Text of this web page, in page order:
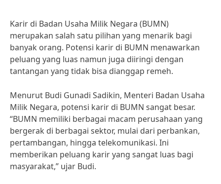
Karir di Badan Usaha Milik Negara (BUMN)
merupakan salah satu pilihan yang menarik bagi
banyak orang. Potensi karir di BUMN menawarkan
peluang yang luas namun juga diiringi dengan
tantangan yang tidak bisa dianggap remeh.
Menurut Budi Gunadi Sadikin, Menteri Badan Usaha
Milik Negara, potensi karir di BUMN sangat besar.
“BUMN memiliki berbagai macam perusahaan yang
bergerak di berbagai sektor, mulai dari perbankan,
pertambangan, hingga telekomunikasi. Ini
memberikan peluang karir yang sangat luas bagi
masyarakat,” ujar Budi.